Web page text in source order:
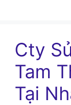
Cty
Tam
Tại